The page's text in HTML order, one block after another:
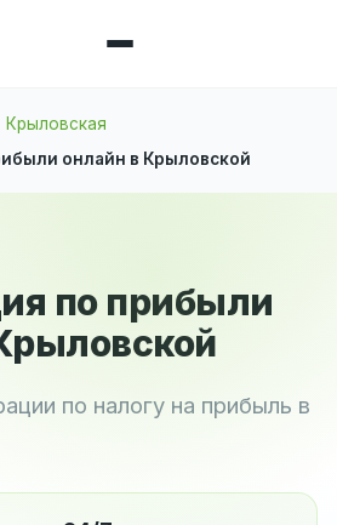
Крыловская
онлайн в Крыловской
по прибыли
по налогу на прибыль в